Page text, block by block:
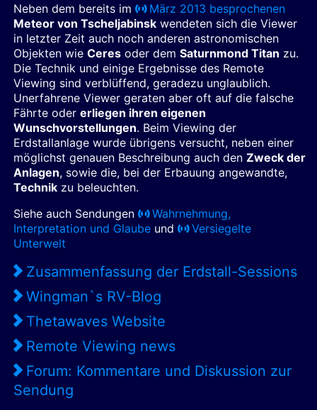
Neben dem bereits im
März 2013 besprochenen
Meteor von Tscheljabinsk wendeten sich die Viewer
in letzter Zeit auch noch anderen astronomischen
Objekten wie Ceres oder dem Saturnmond Titan zu.
Die Technik und einige Ergebnisse des Remote
Viewing sind verblüffend, geradezu unglaublich.
Unerfahrene Viewer geraten aber oft auf die falsche
Fährte oder erliegen ihren eigenen
Wunschvorstellungen. Beim Viewing der
Erdstallanlage wurde übrigens versucht, neben einer
möglichst genauen Beschreibung auch den Zweck der
Anlagen, sowie die, bei der Erbauung angewandte,
Technik zu beleuchten.
Siehe auch Sendungen
Wahrnehmung,
Interpretation und Glaube und
Versiegelte
Unterwelt
Zusammenfassung der Erdstall-Sessions
Wingman`s RV-Blog
Thetawaves Website
Remote Viewing news
Forum: Kommentare und Diskussion zur
Sendung